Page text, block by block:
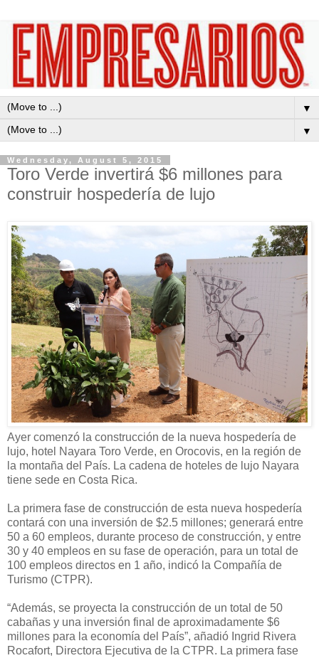
▼
▼
Wednesday, August 5, 2015
Toro Verde invertirá $6 millones para
construir hospedería de lujo
Ayer comenzó la construcción de la nueva hospedería de
lujo, hotel Nayara Toro Verde, en Orocovis, en la región de
la montaña del País. La cadena de hoteles de lujo Nayara
tiene sede en Costa Rica.
La primera fase de construcción de esta nueva hospedería
contará con una inversión de $2.5 millones; generará entre
50 a 60 empleos, durante proceso de construcción, y entre
30 y 40 empleos en su fase de operación, para un total de
100 empleos directos en 1 año, indicó la Compañía de
Turismo (CTPR).
“Además, se proyecta la construcción de un total de 50
cabañas y una inversión final de aproximadamente $6
millones para la economía del País”, añadió Ingrid Rivera
Rocafort, Directora Ejecutiva de la CTPR. La primera fase